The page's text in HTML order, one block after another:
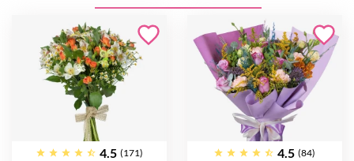
4.5 (171) 4.5 (84)